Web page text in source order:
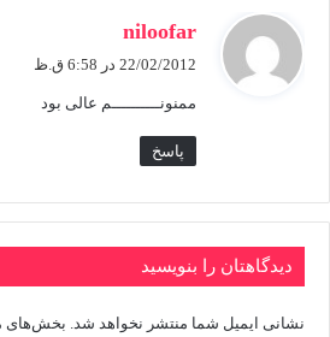
niloofar
:
22/02/2012 در 6:58 ق.ظ
ممنونــــــــــم عالی بود
پاسخ
دیدگاهتان را بنویسید
نشانی ایمیل شما منتشر نخواهد شد. بخش‌های